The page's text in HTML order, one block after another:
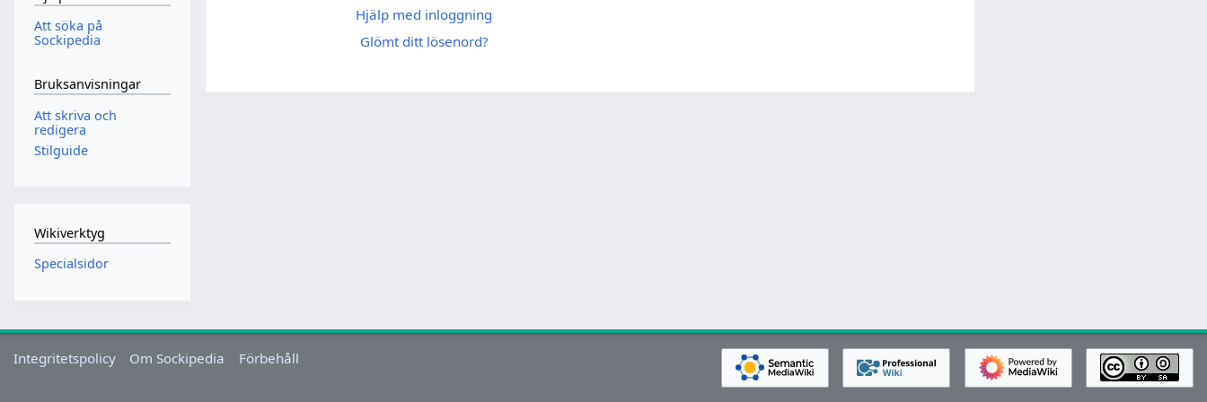
Hjälp med inloggning
Glömt ditt lösenord?
Att söka på
Sockipedia
Bruksanvisningar
Att skriva och
redigera
Stilguide
Wikiverktyg
Specialsidor
Integritetspolicy Om Sockipedia Förbehåll